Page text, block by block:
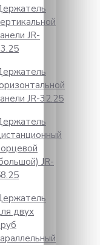
JR-
JR-32.25
JR-
двух